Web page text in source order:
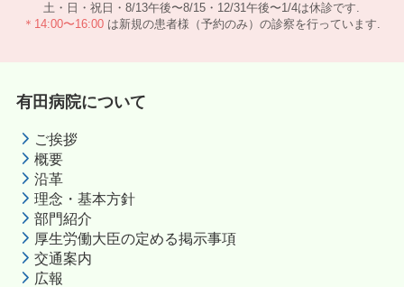
土・日・祝日・8/13午後〜8/15・12/31午後〜1/4は休診です.
＊14:00〜16:00 は新規の患者様（予約のみ）の診察を行っています.
有田病院について
ご挨拶
概要
沿革
理念・基本方針
部門紹介
厚生労働大臣の定める掲示事項
交通案内
広報